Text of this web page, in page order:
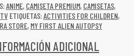
ANIME, CAMISETA PREMIUM, CAMISETAS,
TV ETIQUETAS: ACTIVITIES FOR CHILDREN,
STORE, MY FIRST ALIEN AUTOPSY
ADICIONAL